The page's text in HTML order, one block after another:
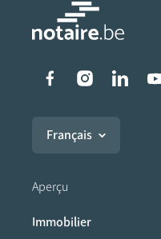
Liens
Français
Aperçu
Immobilier